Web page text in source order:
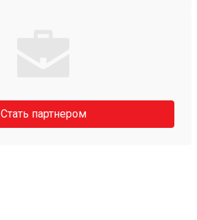
Стать партнером